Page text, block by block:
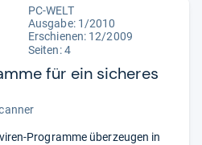
PC-WELT
Ausgabe: 1/2010
Erschienen: 12/2009
Seiten: 4
für ein sicheres
Programme überzeugen in